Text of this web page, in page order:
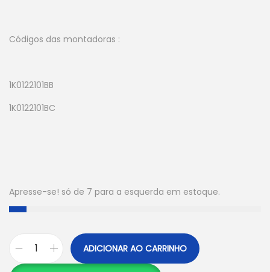
Códigos das montadoras :
1K0122101BB
1K0122101BC
Apresse-se! só de 7 para a esquerda em estoque.
ADICIONAR AO CARRINHO